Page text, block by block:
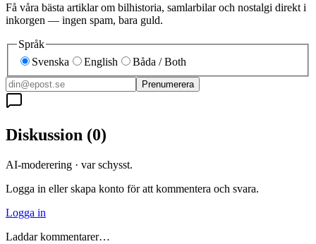
Få våra bästa artiklar om bilhistoria, samlarbilar och nostalgi direkt i
inkorgen — ingen spam, bara guld.
Språk
Svenska
English Båda / Both
Prenumerera
Diskussion (0)
AI-moderering · var schysst.
Logga in eller skapa konto för att kommentera och svara.
Logga in
Laddar kommentarer…